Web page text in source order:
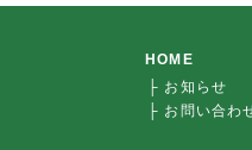
HOME
├ お知らせ
├ お問い合わ